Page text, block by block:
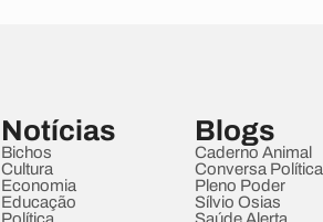
Notícias
Bichos
Cultura
Economia
Educação
Blogs
Caderno Animal
Conversa Política
Pleno Poder
Sílvio Osias